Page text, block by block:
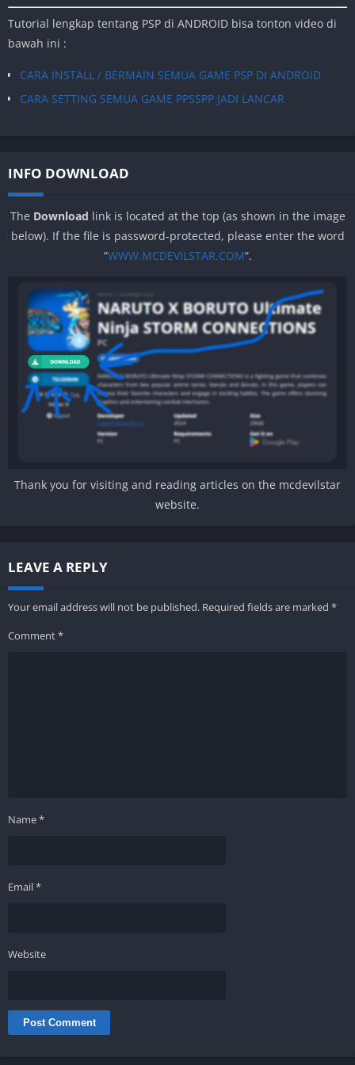
Tutorial lengkap tentang PSP di ANDROID bisa tonton video di
bawah ini :
CARA INSTALL / BERMAIN SEMUA GAME PSP DI ANDROID
CARA SETTING SEMUA GAME PPSSPP JADI LANCAR
INFO DOWNLOAD
The Download link is located at the top (as shown in the image
below). If the file is password-protected, please enter the word
“WWW.MCDEVILSTAR.COM“.
Thank you for visiting and reading articles on the mcdevilstar
website.
LEAVE A REPLY
Your email address will not be published. Required fields are marked *
Comment*
Name*
Email*
Website